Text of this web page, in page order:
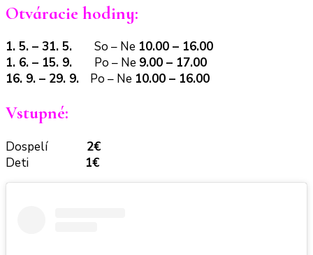
Otváracie hodiny:
1. 5. – 31. 5. So – Ne 10.00 – 16.00
1. 6. – 15. 9. Po – Ne 9.00 – 17.00
16. 9. – 29. 9. Po – Ne 10.00 – 16.00
Vstupné:
Dospelí 2€
Deti
1€